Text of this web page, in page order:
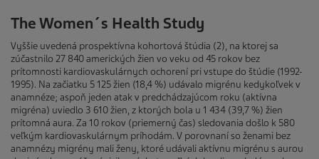
The Women´s Health Study
Vyššie uvedená prospektívna kohortová štúdia (2), na ktorej sa
zúčastnilo 27 840 amerických žien vo veku od 45 rokov bez
prítomnosti kardiovaskulárnych ochorení pri vstupe do štúdie (1992-
1995). Na začiatku 5 125 žien (18,4 %) udávalo migrénu kedykoľvek v
anamnéze; aspoň jeden atak v predchádzajúcom roku (aktívna
migréna) uviedlo 3 610 žien, z ktorých bola u 1 434 (39,7 %) žien
prítomná aura. Za 10 rokov (priemerný čas) sledovania došlo k 580
veľkým kardiovaskulárnym príhodám. V porovnaní so ženami bez
anamnézy migrény mali ženy, ktoré udávali aktívnu migrénu s aurou